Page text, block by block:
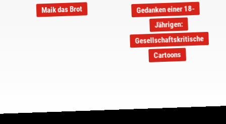
Maik das Brot Gedanken einer 18-
Jährigen:
Gesellschaftskritische
Cartoons